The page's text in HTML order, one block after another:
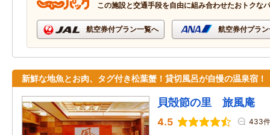
この施設と交通手段を自由に組み合わせたおトクな
航空券付プラン一覧へ 航空券付プラ
新鮮な地魚とお肉、タグ付き松葉蟹！貸切風呂が自慢の温泉宿！
貝殻節の里 旅風庵
4.5 433件